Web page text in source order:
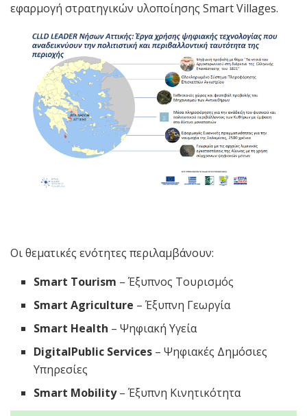
εφαρμογή στρατηγικών υλοποίησης Smart Villages.
Οι θεματικές ενότητες περιλαμβάνουν:
Smart Tourism – Έξυπνος Τουρισμός
Smart Agriculture – Έξυπνη Γεωργία
Smart Health – Ψηφιακή Υγεία
DigitalPublic Services – Ψηφιακές Δημόσιες
Υπηρεσίες
Smart Mobility– Έξυπνη Κινητικότητα